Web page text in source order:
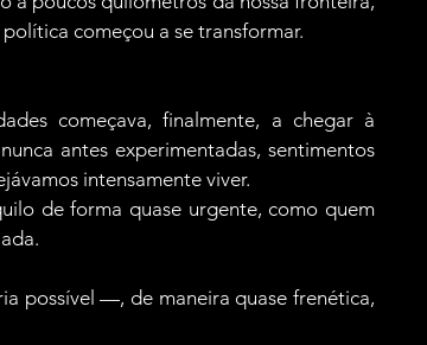
começou a se transformar.
começava, finalmente, a chegar à
antes experimentadas, sentimentos
intensamente viver.
de forma quase urgente, como quem
possível —, de maneira quase frenética,